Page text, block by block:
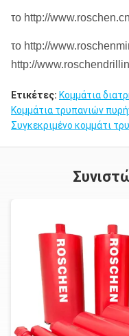
το http://
το http://
http://
Ετικέτες: Κομμάτια
Κομμάτια τρυπανιών
Συγκεκριμένο κομμάτι